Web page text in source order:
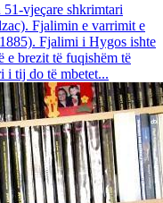
vjeçare shkrimtari
Fjalimin e varrimit e
Fjalimi i Hygos ishte
e brezit të fuqishëm të
i tij do të mbetet...